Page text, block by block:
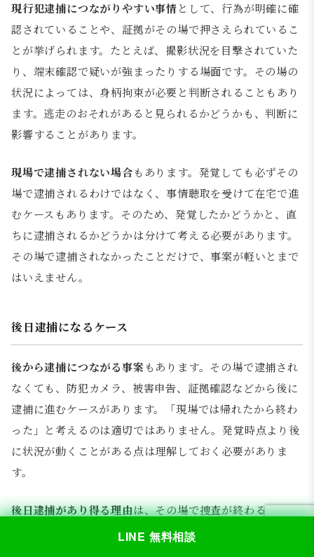
LINE 無料相談
現行犯逮捕につながりやすい事情として、行為が明確に確
認されていることや、証拠がその場で押さえられているこ
とが挙げられます。たとえば、撮影状況を目撃されていた
り、端末確認で疑いが強まったりする場面です。その場の
状況によっては、身柄拘束が必要と判断されることもあり
ます。逃走のおそれがあると見られるかどうかも、判断に
影響することがあります。
現場で逮捕されない場合もあります。発覚しても必ずその
場で逮捕されるわけではなく、事情聴取を受けて在宅で進
むケースもあります。そのため、発覚したかどうかと、直
ちに逮捕されるかどうかは分けて考える必要があります。
その場で逮捕されなかったことだけで、事案が軽いとまで
はいえません。
後日逮捕になるケース
後から逮捕につながる事案 もあります。その場で逮捕され
なくても、防犯カメラ、被害申告、証拠確認などから後に
逮捕に進むケースがあります。「現場では帰れたから終わ
った」と考えるのは適切ではありません。発覚時点より後
に状況が動くことがある点は理解しておく必要がありま
す。
後日逮捕があり得る理由は、その場で捜査が終わるとは限
らないためです。後から事情が固まり、身柄拘束が必要と